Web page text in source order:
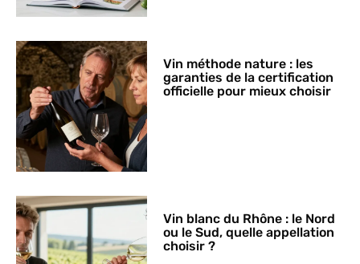
Vin méthode nature : les
garanties de la certification
officielle pour mieux choisir
Vin blanc du Rhône : le Nord
ou le Sud, quelle appellation
choisir ?